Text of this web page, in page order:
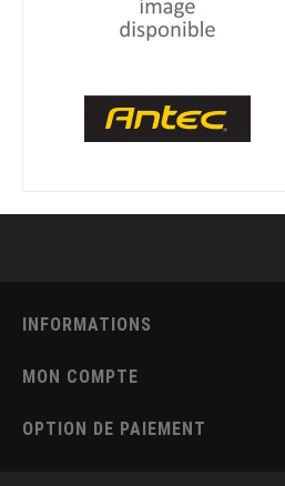
INFORMATIONS
MON COMPTE
OPTION DE PAIEMENT